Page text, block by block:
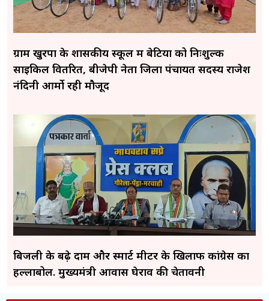
ग्राम खुरपा के शासकीय स्कूल में बेटियों को निःशुल्क
साइकिल वितरित, बीजेपी नेता जिला पंचायत सदस्य राजेश
नंदिनी आर्मो रही मौजूद
बिजली के बढ़े दाम और स्मार्ट मीटर के खिलाफ कांग्रेस का
हल्लाबोल. मुख्यमंत्री आवास घेराव की चेतावनी